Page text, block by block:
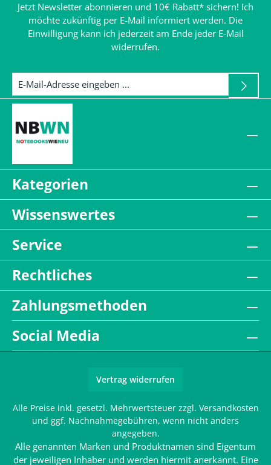
Jetzt Newsletter abonnieren und 10€ Rabatt* sichern! Ich
möchte zukünftig per E-Mail informiert werden. Die
Einwilligung kann ich jederzeit am Ende jeder E-Mail
widerrufen.
Kategorien
Wissenswertes
Service
Rechtliches
Zahlungsmethoden
Social Media
Vertrag widerrufen
Alle Preise inkl. gesetzl. Mehrwertsteuer zzgl. Versandkosten
und ggf. Nachnahmegebühren, wenn nicht anders
angegeben.
Alle genannten Marken und Produktnamen sind Eigentum
der jeweiligen Inhaber und werden hiermit anerkannt. Eine